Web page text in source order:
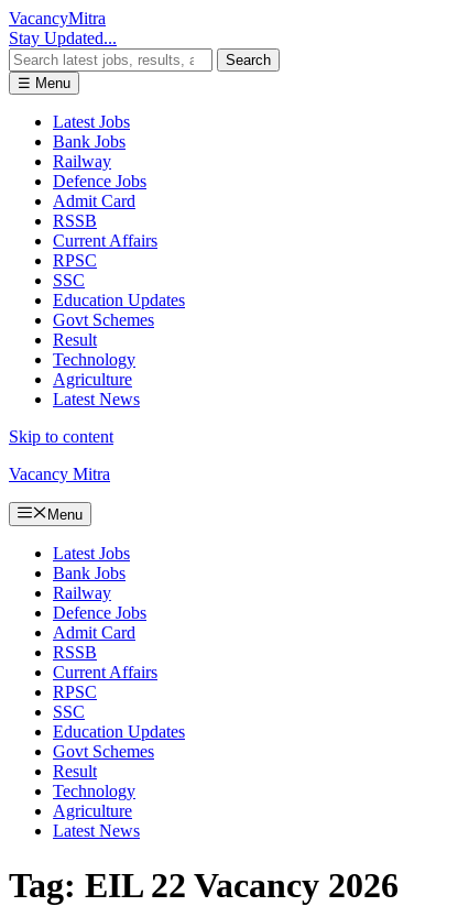
VacancyMitra
Stay Updated...
Search
☰ Menu
Latest Jobs
Bank Jobs
Railway
Defence Jobs
Admit Card
RSSB
Current Affairs
RPSC
SSC
Education Updates
Govt Schemes
Result
Technology
Agriculture
Latest News
Skip to content
Vacancy Mitra
Menu
Latest Jobs
Bank Jobs
Railway
Defence Jobs
Admit Card
RSSB
Current Affairs
RPSC
SSC
Education Updates
Govt Schemes
Result
Technology
Agriculture
Latest News
Tag: EIL 22 Vacancy 2026